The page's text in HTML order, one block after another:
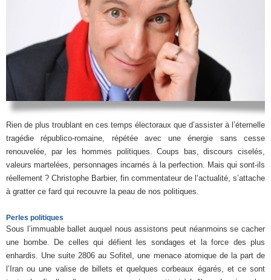
Rien de plus troublant en ces temps électoraux que d’assister à l’éternelle
tragédie républico-romaine, répétée avec une énergie sans cesse
renouvelée, par les hommes politiques. Coups bas, discours ciselés,
valeurs martelées, personnages incarnés à la perfection. Mais qui sont-ils
réellement ? Christophe Barbier, fin commentateur de l’actualité, s’attache
à gratter ce fard qui recouvre la peau de nos politiques.
Perles politiques
Sous l’immuable ballet auquel nous assistons peut néanmoins se cacher
une bombe. De celles qui défient les sondages et la force des plus
enhardis. Une suite 2806 au Sofitel, une menace atomique de la part de
l’Iran ou une valise de billets et quelques corbeaux égarés, et ce sont